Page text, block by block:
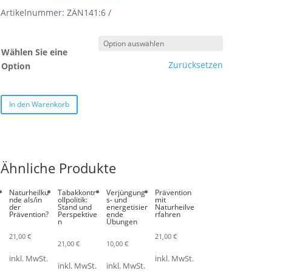
Artikelnummer:ZÄN141:6
Wählen Sie eine
Option
Zurücksetzen
In den Warenkorb
Ähnliche Produkte
Naturheilku
nde als/in
der
Prävention?
21,00€
inkl. MwSt.
Tabakkontr
ollpolitik:
Stand und
Perspektive
n
21,00€
inkl. MwSt.
Verjüngung
s- und
energetisier
ende
Übungen
10,00€
inkl. MwSt.
Prävention
mit
Naturheilve
rfahren
21,00€
inkl. MwSt.